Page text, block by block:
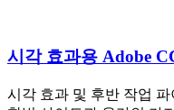
시각 효과용 Adobe
시각 효과 및 후반 작업